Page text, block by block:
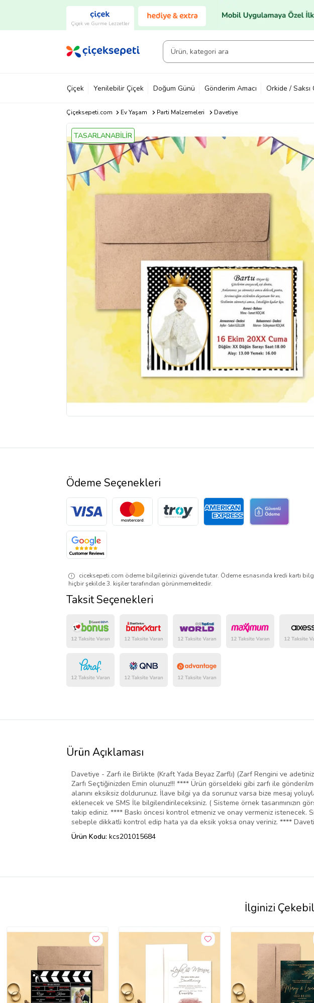
Çiçek ve Gurme Lezzetler
Çiçek Yenilebilir Çiçek Doğum Günü Gönderim Amacı Orkide / Saksı
Çiçeksepeti.com Ev Yaşam Parti Malzemeleri Davetiye
TASARLANABİLİR
Ödeme Seçenekleri
ciceksepeti.com ödeme bilgilerinizi güvende tutar. Ödeme esnasında kredi kartı
hiçbir şekilde 3. kişiler tarafından görünmemektedir.
Taksit Seçenekleri
Ürün Açıklaması
Davetiye - Zarfı ile Birlikte (Kraft Yada Beyaz Zarflı) (Zarf Rengini ve
Zarfı Seçtiğinizden Emin olunuz!!! **** Ürün görseldeki gibi zarfı ile
alanını eksiksiz doldurunuz. İlave bilgi ya da sorunuz varsa bize mesaj
eklenecek ve SMS İle bilgilendirileceksiniz. ( Sisteme örnek tasarımınızın
takip ediniz. **** Baskı öncesi kontrol etmeniz ve onay vermeniz istenecek.
sebeple dikkatli kontrol edip hata ya da eksik yoksa onay veriniz. ****
Ürün Kodu: kcs201015684
İlginizi